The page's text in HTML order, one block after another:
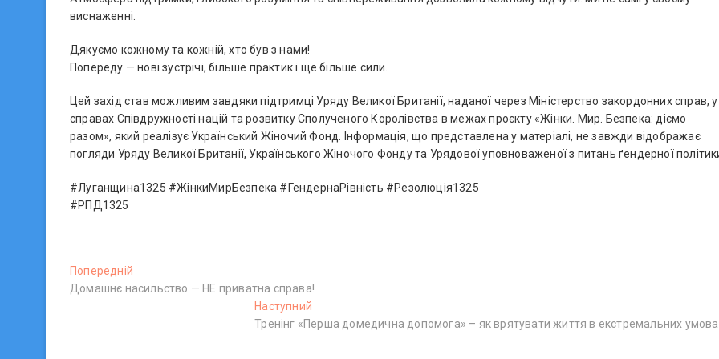
виснаженні.
Дякуємо кожному та кожній, хто був з нами!
Попереду — нові зустрічі, більше практик і ще більше сили.
Цей захід став можливим завдяки підтримці Уряду Великої Британії, наданої через Міністерство закордонних справ, у
справах Співдружності націй та розвитку Сполученого Королівства в межах проєкту «Жінки. Мир. Безпека: діємо
разом», який реалізує Український Жіночий Фонд. Інформація, що представлена у матеріалі, не завжди відображає
погляди Уряду Великої Британії, Українського Жіночого Фонду та Урядової уповноваженої з питань ґендерної
#Луганщина1325 #ЖінкиМирБезпека #ГендернаРівність #Резолюція1325
#РПД1325
Н
а
Попередній
о
Домашнє насильство — НЕ приватна справа!
Наступний
а
Тренінг «Перша домедична допомога» – як врятувати життя в екстремальних